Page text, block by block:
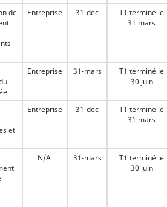
de
Entreprise 31-déc
T1 terminé le
31 mars
Entreprise 31-mars
T1 terminé le
30 juin
et
Entreprise 31-déc
T1 terminé le
31 mars
N/A 31-mars
T1 terminé le
30 juin